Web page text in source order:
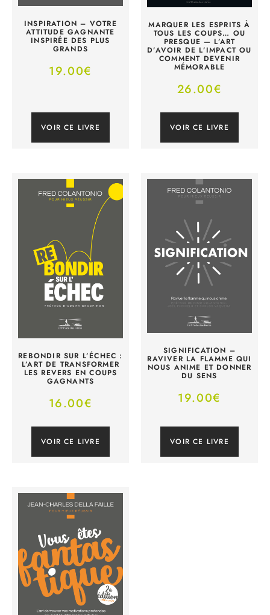
INSPIRATION – VOTRE
ATTITUDE GAGNANTE
INSPIRÉE DES PLUS
GRANDS
19.00€
VOIR CE LIVRE
MARQUER LES ESPRITS À
TOUS LES COUPS… OU
PRESQUE — L’ART
D’AVOIR DE L’IMPACT OU
COMMENT DEVENIR
MÉMORABLE
26.00€
VOIR CE LIVRE
REBONDIR SUR L’ÉCHEC :
L’ART DE TRANSFORMER
LES REVERS EN COUPS
GAGNANTS
16.00€
VOIR CE LIVRE
SIGNIFICATION –
RAVIVER LA FLAMME QUI
NOUS ANIME ET DONNER
DU SENS
19.00€
VOIR CE LIVRE